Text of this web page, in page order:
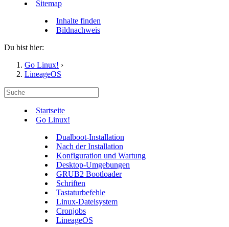
Sitemap
Inhalte finden
Bildnachweis
Du bist hier:
Go Linux! ›
LineageOS
Startseite
Go Linux!
Dualboot-Installation
Nach der Installation
Konfiguration und Wartung
Desktop-Umgebungen
GRUB2 Bootloader
Schriften
Tastaturbefehle
Linux-Dateisystem
Cronjobs
LineageOS